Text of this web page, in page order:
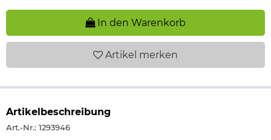
In den Warenkorb
Artikel merken
Artikelbeschreibung
Art.-Nr.: 1293946